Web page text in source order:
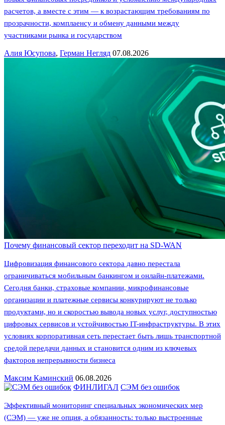
расчетов, а вместе с этим — к возрастающим требованиям по
прозрачности, комплаенсу и обмену данными между
участниками рынка и государством
Алия Юсупова, Герман Негляд 07.08.2026
Почему финансовый сектор переходит на SD-WAN
Цифровизация финансового сектора давно перестала
ограничиваться мобильным банкингом и онлайн-платежами.
Сегодня банки, страховые компании, микрофинансовые
организации и платежные сервисы конкурируют не только
продуктами, но и скоростью вывода новых услуг, доступностью
цифровых сервисов и устойчивостью IT-инфраструктуры. В этих
условиях корпоративная сеть перестает быть лишь транспортной
средой передачи данных и становится одним из ключевых
факторов непрерывности бизнеса
Максим Каминский 06.08.2026
ФИНЛИГАЛ СЭМ без ошибок
Эффективный мониторинг специальных экономических мер
(СЭМ) — уже не опция, а обязанность: только выстроенные